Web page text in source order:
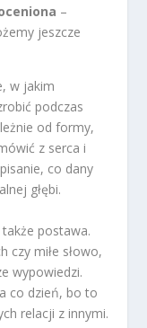
–
jeszcze
w jakim
podczas
od formy,
z serca i
co dany
głębi.
postawa.
czy miłe słowo,
wypowiedzi.
co dzień, bo to
relacji z innymi.